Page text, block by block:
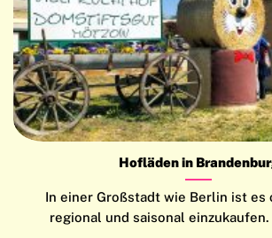
Hofläden in
In einer Großstadt wie Berlin ist es
regional und saisonal